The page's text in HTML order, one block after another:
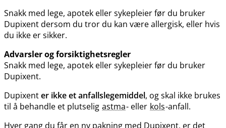
Snakk med lege, apotek eller sykepleier før du bruker
Dupixent dersom du tror du kan være allergisk, eller hvis
du ikke er sikker.
Advarsler og forsiktighetsregler
Snakk med lege, apotek eller sykepleier før du bruker
Dupixent.
Dupixenter ikke et anfallslegemiddel, og skal ikke brukes
til å behandle et plutselig astma- eller kols-anfall.
Hver gang du får en ny pakning med Dupixent, er det